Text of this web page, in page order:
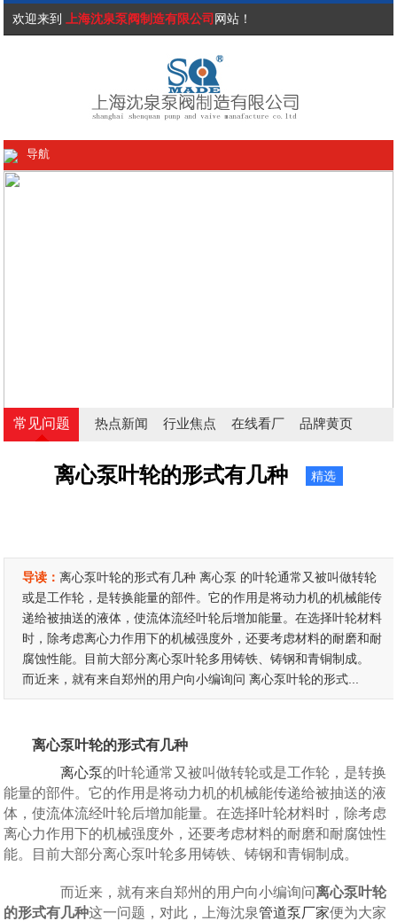
欢迎来到 上海沈泉泵阀制造有限公司 网站！
导航
常见问题 热点新闻 行业焦点 在线看厂 品牌黄页
离心泵叶轮的形式有几种 精选
导读：离心泵叶轮的形式有几种 离心泵 的叶轮通常又被叫做转轮
或是工作轮，是转换能量的部件。它的作用是将动力机的机械能传
递给被抽送的液体，使流体流经叶轮后增加能量。在选择叶轮材料
时，除考虑离心力作用下的机械强度外，还要考虑材料的耐磨和耐
腐蚀性能。目前大部分离心泵叶轮多用铸铁、铸钢和青铜制成。
而近来，就有来自郑州的用户向小编询问 离心泵叶轮的形式...
离心泵叶轮的形式有几种
离心泵的叶轮通常又被叫做转轮或是工作轮，是转换
能量的部件。它的作用是将动力机的机械能传递给被抽送的液
体，使流体流经叶轮后增加能量。在选择叶轮材料时，除考虑
离心力作用下的机械强度外，还要考虑材料的耐磨和耐腐蚀性
能。目前大部分离心泵叶轮多用铸铁、铸钢和青铜制成。
而近来，就有来自郑州的用户向小编询问离心泵叶轮
的形式有几种这一问题，对此，上海沈泉管道泵厂家便为大家